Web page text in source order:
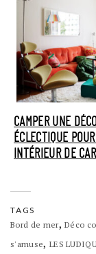
CAMPER UNE
ÉCLECTIQUE
INTÉRIEUR DE
TAGS
Bord de mer,Déco
s'amuse, LES